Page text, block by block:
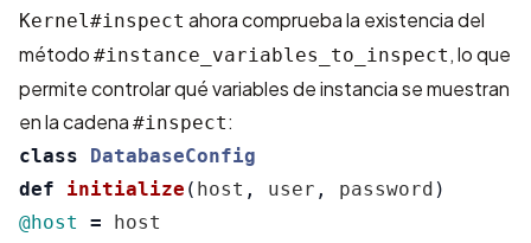
Kernel#inspect ahora comprueba la existencia del
método #instance_variables_to_inspect , lo que
permite controlar qué variables de instancia se muestran
en la cadena #inspect:
class
DatabaseConfig
def
initialize ( host , user , password )
@host
=
host